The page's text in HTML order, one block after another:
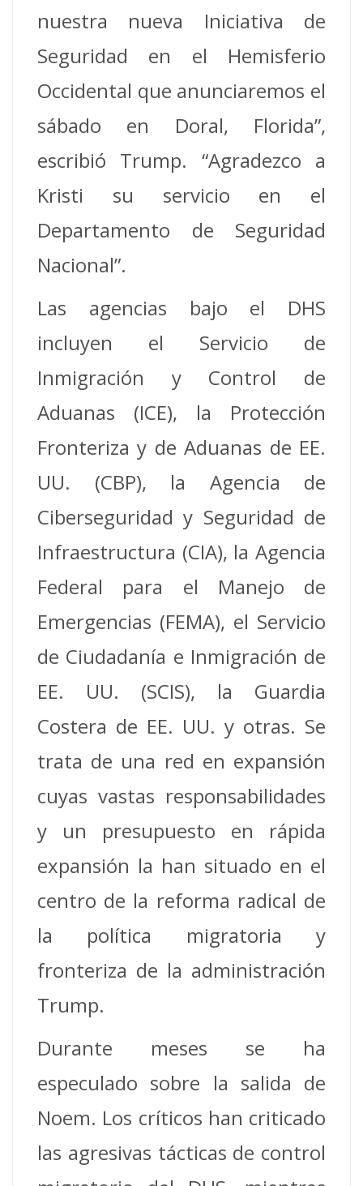
nuestra nueva Iniciativa de
Seguridad en el Hemisferio
Occidental que anunciaremos el
sábado en Doral, Florida”,
escribió Trump. “Agradezco a
Kristi su servicio en el
Departamento de Seguridad
Nacional”.
Las agencias bajo el DHS
incluyen el Servicio de
Inmigración y Control de
Aduanas (ICE), la Protección
Fronteriza y de Aduanas de EE.
UU. (CBP), la Agencia de
Ciberseguridad y Seguridad de
Infraestructura (CIA), la Agencia
Federal para el Manejo de
Emergencias (FEMA), el Servicio
de Ciudadanía e Inmigración de
EE. UU. (SCIS), la Guardia
Costera de EE. UU. y otras. Se
trata de una red en expansión
cuyas vastas responsabilidades
y un presupuesto en rápida
expansión la han situado en el
centro de la reforma radical de
la política migratoria y
fronteriza de la administración
Trump.
Durante meses se ha
especulado sobre la salida de
Noem. Los críticos han criticado
las agresivas tácticas de control